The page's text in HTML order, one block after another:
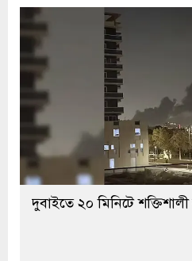
দুবাইতে ২০ মিনিটে